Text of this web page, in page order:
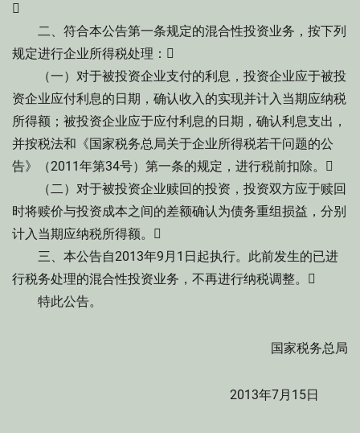

二、符合本公告第一条规定的混合性投资业务，按下列
规定进行企业所得税处理：
（一）对于被投资企业支付的利息，投资企业应于被投
资企业应付利息的日期，确认收入的实现并计入当期应纳税
所得额；被投资企业应于应付利息的日期，确认利息支出，
并按税法和《国家税务总局关于企业所得税若干问题的公
告》（2011年第34号）第一条的规定，进行税前扣除。
（二）对于被投资企业赎回的投资，投资双方应于赎回
时将赎价与投资成本之间的差额确认为债务重组损益，分别
计入当期应纳税所得额。
三、本公告自2013年9月1日起执行。此前发生的已进
行税务处理的混合性投资业务，不再进行纳税调整。
特此公告。
国家税务总局
2013年7月15日